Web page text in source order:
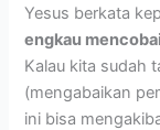
Yesus berkata
engkau
Kalau kita sudah
(mengabaikan
ini bisa